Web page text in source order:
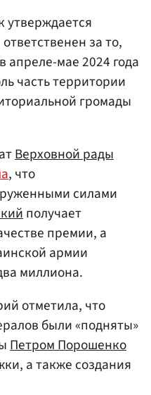
утверждается
за то,
апреле-мае 2024 года
часть территории
громады
Верховной рады
, что
силами
получает
премии, а
армии
миллиона.
отметила, что
были «подняты»
Петром Порошенко
а также создания